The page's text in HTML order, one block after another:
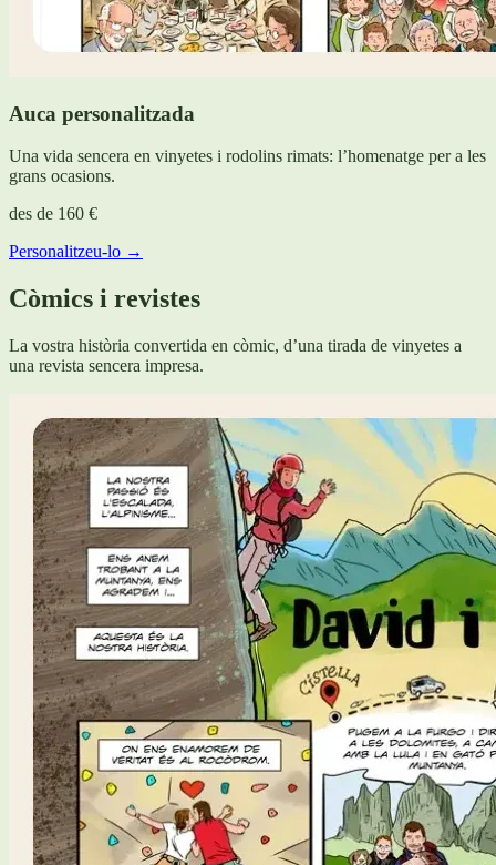
Auca personalitzada
Una vida sencera en vinyetes i rodolins rimats: l’homenatge per a les
grans ocasions.
des de 160 €
Personalitzeu-lo →
Còmics i revistes
La vostra història convertida en còmic, d’una tirada de vinyetes a
una revista sencera impresa.